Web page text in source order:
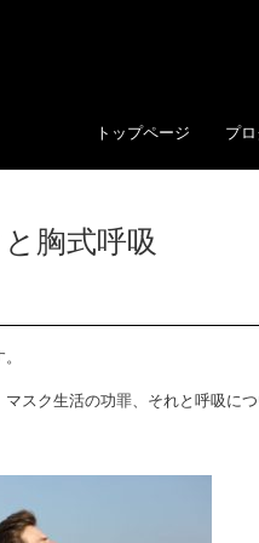
トップページ プ
胸式呼吸
スク生活の功罪、それと呼吸につ